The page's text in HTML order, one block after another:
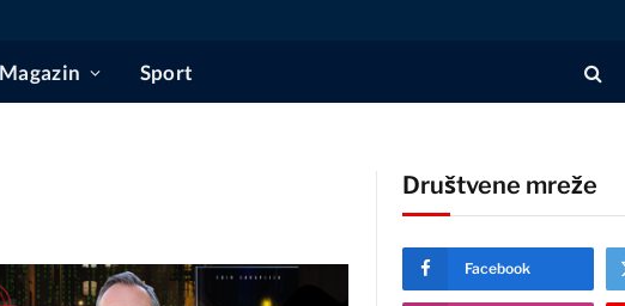
Magazin Sport
Društvene mreže
Facebook